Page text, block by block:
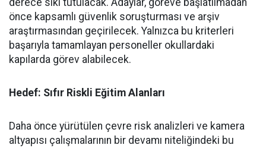
derece sıkı tutulacak. Adaylar, göreve başlatılmadan
önce kapsamlı güvenlik soruşturması ve arşiv
araştırmasından geçirilecek. Yalnızca bu kriterleri
başarıyla tamamlayan personeller okullardaki
kapılarda görev alabilecek.
Hedef: Sıfır Riskli Eğitim Alanları
​Daha önce yürütülen çevre risk analizleri ve kamera
altyapısı çalışmalarının bir devamı niteliğindeki bu